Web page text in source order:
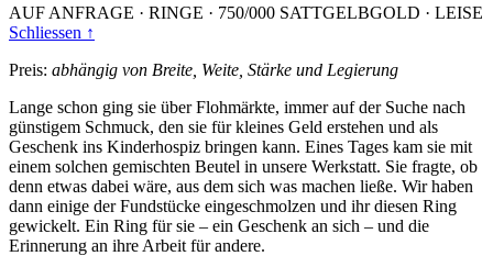
AUF ANFRAGE · RINGE · 750/000 SATTGELBGOLD · LEISE
Schliessen ↑
Preis: abhängig von Breite, Weite, Stärke und Legierung
Lange schon ging sie über Flohmärkte, immer auf der Suche nach
günstigem Schmuck, den sie für kleines Geld erstehen und als
Geschenk ins Kinderhospiz bringen kann. Eines Tages kam sie mit
einem solchen gemischten Beutel in unsere Werkstatt. Sie fragte, ob
denn etwas dabei wäre, aus dem sich was machen ließe. Wir haben
dann einige der Fundstücke eingeschmolzen und ihr diesen Ring
gewickelt. Ein Ring für sie – ein Geschenk an sich – und die
Erinnerung an ihre Arbeit für andere.